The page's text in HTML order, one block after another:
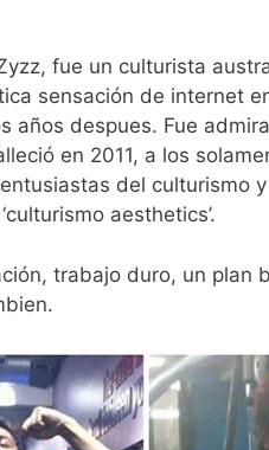
fue un culturista
sensación de internet
años despues. Fue
en 2011, a los
del culturismo
aesthetics’.
trabajo duro, un plan